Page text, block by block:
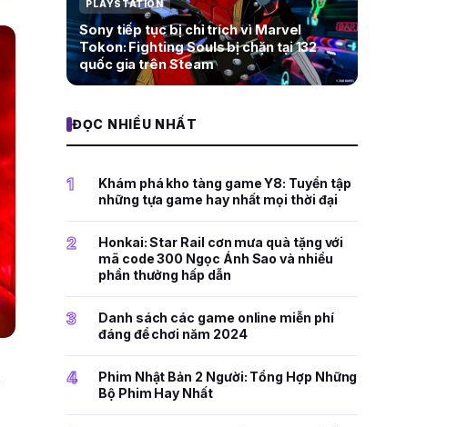
PLAYSTATION
Sony tiếp tục bị chỉ trích vì Marvel
Tokon: Fighting Souls bị chặn tại 132
quốc gia trên Steam
ĐỌC NHIỀU NHẤT
1
Khám phá kho tàng game Y8: Tuyển tập
những tựa game hay nhất mọi thời đại
2
Honkai: Star Rail cơn mưa quà tặng với
mã code 300 Ngọc Ánh Sao và nhiều
phần thưởng hấp dẫn
3
Danh sách các game online miễn phí
đáng để chơi năm 2024
4
Phim Nhật Bản 2 Người: Tổng Hợp Những
Bộ Phim Hay Nhất